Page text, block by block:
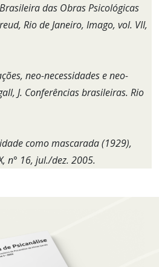
das Obras Psicológicas
Rio de Janeiro, Imago, vol. VII,
neo-necessidades e neo-
J. Conferências brasileiras. Rio
como mascarada (1929),
n° 16, jul./dez. 2005.